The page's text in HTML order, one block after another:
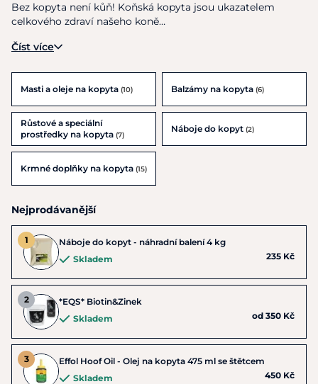
Bez kopyta není kůň! Koňská kopyta jsou ukazatelem
celkového zdraví našeho koně…
Číst více
Masti a oleje na kopyta (10) Balzámy na kopyta (6)
Růstové a speciální
prostředky na kopyta (7)
Náboje do kopyt (2)
Krmné doplňky na kopyta (15)
Nejprodávanější
Náboje do kopyt - náhradní balení 4 kg
Skladem
235 Kč
*EQS* Biotin&Zinek
Skladem
od 350 Kč
Effol Hoof Oil - Olej na kopyta 475 ml se štětcem
Skladem
450 Kč